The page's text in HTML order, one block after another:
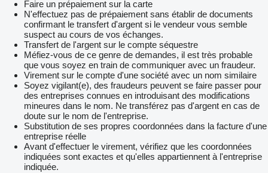
Faire un prépaiement sur la carte
N'effectuez pas de prépaiement sans établir de documents
confirmant le transfert d'argent si le vendeur vous semble
suspect au cours de vos échanges.
Transfert de l'argent sur le compte séquestre
Méfiez-vous de ce genre de demandes, il est très probable
que vous soyez en train de communiquer avec un fraudeur.
Virement sur le compte d'une société avec un nom similaire
Soyez vigilant(e), des fraudeurs peuvent se faire passer pour
des entreprises connues en introduisant des modifications
mineures dans le nom. Ne transférez pas d'argent en cas de
doute sur le nom de l'entreprise.
Substitution de ses propres coordonnées dans la facture d'une
entreprise réelle
Avant d'effectuer le virement, vérifiez que les coordonnées
indiquées sont exactes et qu'elles appartiennent à l'entreprise
indiquée.